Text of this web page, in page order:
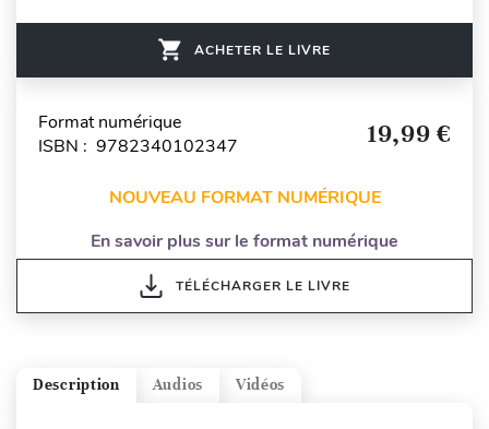
ACHETER LE LIVRE
Format numérique
ISBN : 9782340102347
19,99 €
NOUVEAU FORMAT NUMÉRIQUE
En savoir plus sur le format numérique
TÉLÉCHARGER LE LIVRE
Vidéos
Audios
Description